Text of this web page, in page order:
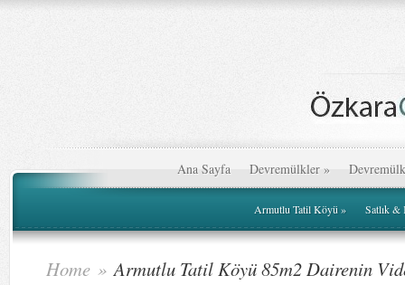
Ana Sayfa Devremülkler »
Armutlu Tatil Köyü» Satlık &
Home » Armutlu Tatil Köyü 85m2 Dairenin